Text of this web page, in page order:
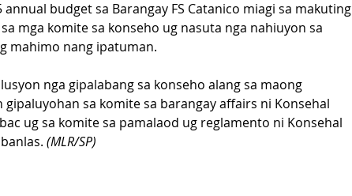
annual budget sa Barangay FS Catanico miagi sa makuting
mga komite sa konseho ug nasuta nga nahiuyon sa
mahimo nang ipatuman.
nga gipalabang sa konseho alang sa maong
gipaluyohan sa komite sa barangay affairs ni Konsehal
ug sa komite sa pamalaod ug reglamento ni Konsehal
(MLR/SP)